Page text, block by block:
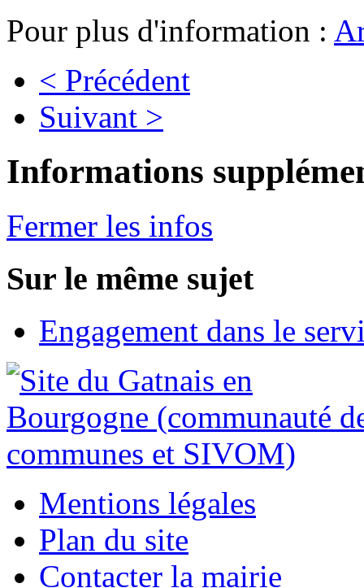
Pour plus d'information :
< Précédent
Suivant >
Informations
Fermer les infos
Sur le même sujet
Engagement dans le
Mentions légales
Plan du site
Contacter la mairie